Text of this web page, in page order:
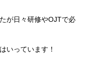
が日々研修やOJTで必
いっています！